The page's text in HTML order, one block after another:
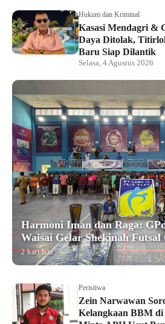
Hukum dan Kriminal
Kasasi Mendagri &
Daya Ditolak,
Baru Siap Dilantik
Selasa, 4 Agustus 2026
Harmoni Iman dan Raga:
Waisai Gelar Shekinah Futsal
2 hari lalu
Peristiwa
Zein Narwawan
Kelangkaan BBM